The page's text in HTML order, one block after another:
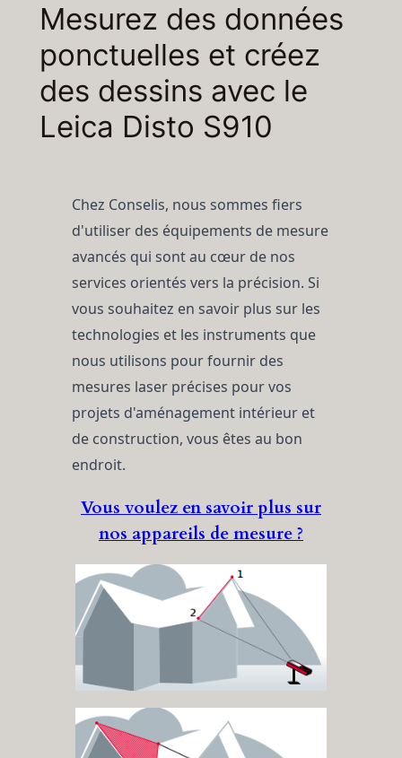
Mesurez des données
ponctuelles et créez
des dessins avec le
Leica Disto S910
Chez Conselis, nous sommes fiers
d'utiliser des équipements de mesure
avancés qui sont au cœur de nos
services orientés vers la précision. Si
vous souhaitez en savoir plus sur les
technologies et les instruments que
nous utilisons pour fournir des
mesures laser précises pour vos
projets d'aménagement intérieur et
de construction, vous êtes au bon
endroit.
Vous voulez en savoir plus sur
nos appareils de mesure ?